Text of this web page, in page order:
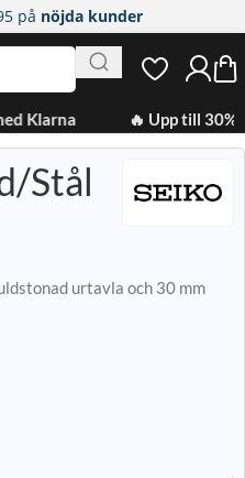
på nöjda kunder
Klarna 🔥 Upp till 30%
Stål
urtavla och 30 mm